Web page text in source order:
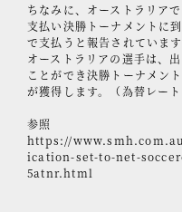
ちなみに、オーストラリア
支払い決勝トーナメントに
で支払うと報告されています
オーストラリアの選手は、
ことができ決勝トーナメン
が獲得します。（為替レー
参照
https://
ication-set-to-net-
5atnr.html